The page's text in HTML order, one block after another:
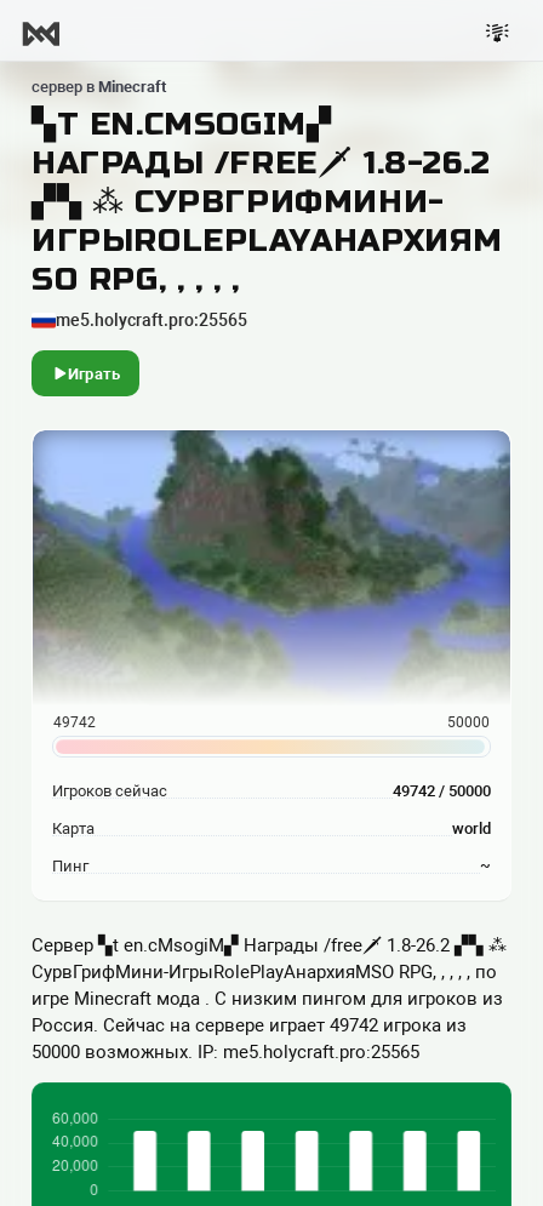
сервер в Minecraft
▚T EN.CMSOGIM▞
НАГРАДЫ /FREE🗡 1.8-26.2
▞▚ ⁂ СУРВГРИФМИНИ-
ИГРЫROLEPLAYАНАРХИЯM
SO RPG, , , , ,
me5.holycraft.pro:25565
Играть
Сервер ▚t en.cMsogiM▞ Награды /free🗡 1.8-26.2 ▞▚ ⁂
СурвГрифМини-ИгрыRolePlayАнархияMSO RPG, , , , , по
игре Minecraft мода . С низким пингом для игроков из
Россия. Сейчас на сервере играет 49742 игрока из
50000 возможных. IP: me5.holycraft.pro:25565
49742 50000
Игроков сейчас 49742 / 50000
Карта world
Пинг ~